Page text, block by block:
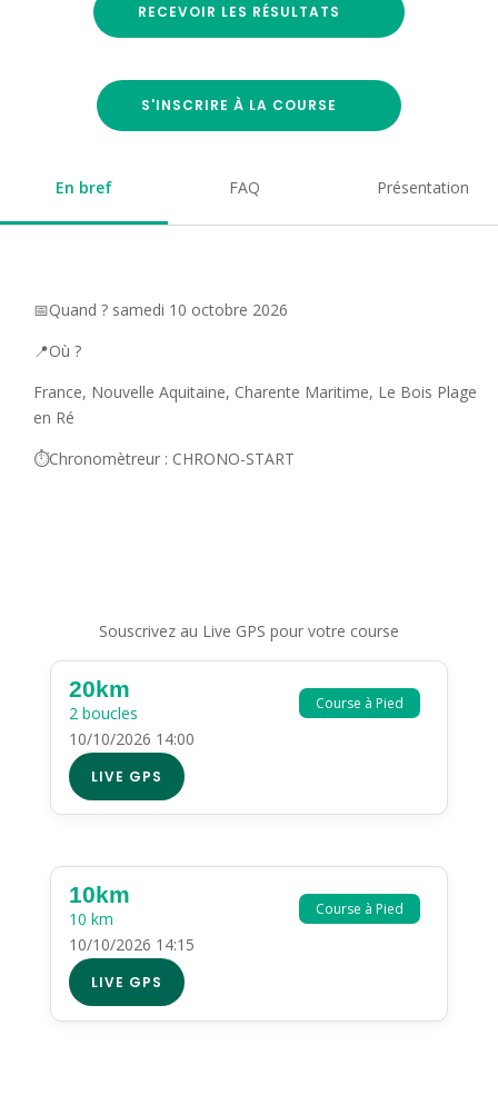
RECEVOIR LES RÉSULTATS
S'INSCRIRE À LA COURSE
En bref FAQ Présentation
📅Quand ? samedi 10 octobre 2026
📍Où ?
France, Nouvelle Aquitaine, Charente Maritime, Le Bois Plage
en Ré
⏱️Chronomètreur : CHRONO-START
Souscrivez au Live GPS pour votre course
Course à Pied
20km
2 boucles
10/10/2026 14:00
LIVE GPS
Course à Pied
10km
10 km
10/10/2026 14:15
LIVE GPS